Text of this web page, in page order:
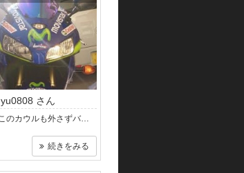
yu0808 さん
どこのカウルも外さずバラストはヘッドライト裏の下のカバーに、黒いリレー？みたいなのはその真上に貼り付ける。 HID電源ハーネスに手..
続きをみる